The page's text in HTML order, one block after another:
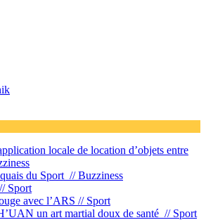
locale de location d’objets entre
du Sport //Buzziness
Sport
avec l’ARS // Sport
un art martial doux de santé // Sport